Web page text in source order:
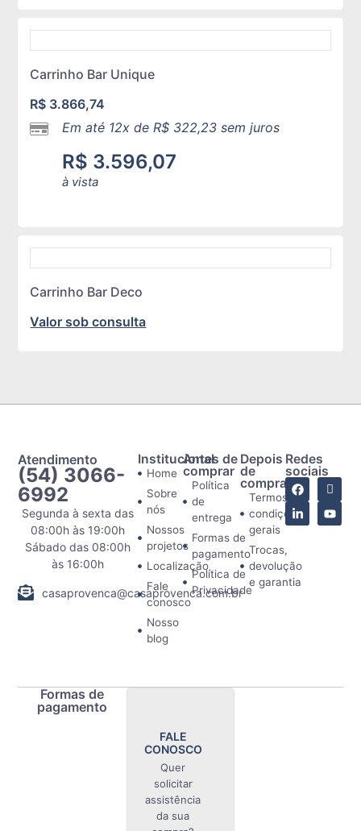
Carrinho Bar Unique
R$ 3.866,74
Em até 12x deR$ 322,23 sem juros
R$ 3.596,07
à vista
Carrinho Bar Deco
Valor sob consulta
Atendimento
(54) 3066-
6992
Segunda à sexta das
08:00h às 19:00h
Sábado das 08:00h
às 16:00h
casaprovenca@casaprovenca.com.br
Institucional
Home
Sobre
nós
Nossos
projetos
Localização
Fale
conosco
Nosso
blog
Antes de
comprar
Política
de
entrega
Formas de
pagamento
Política de
Privacidade
Depois
de
comprar
Termos e
condições
gerais
Trocas,
devolução
e garantia
Redes
sociais
Formas de
pagamento
FALE
CONOSCO
Quer
solicitar
assistência
da sua